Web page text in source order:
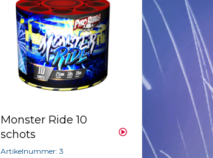
Monster Ride 10
schots
Artikelnummer: 3